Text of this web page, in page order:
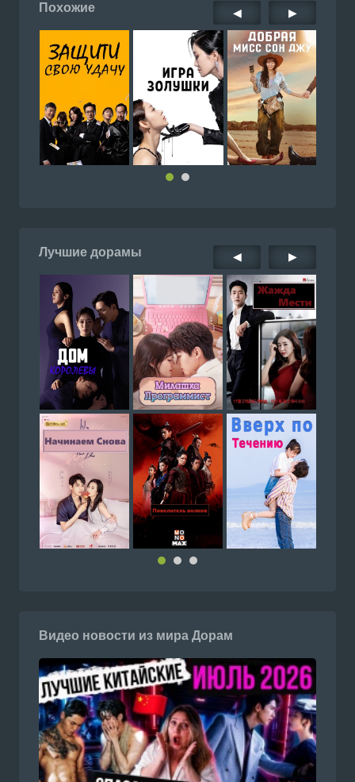
Похожие ◀ ▶
Лучшие дорамы ◀ ▶
Видео новости из мира Дорам